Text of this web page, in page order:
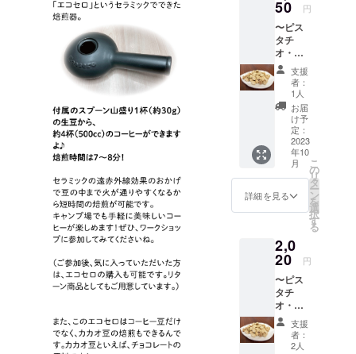
1ヶ月ほ
ど（ご
購入後
はなる
べく早
めにお
飲みい
ただき
ますよ
うおす
すめし
ます。
＜受取
期限：
2023年
12月22
日(金)＞
認くだ
さい。
※実際に
お届け
するリ
ターン
とパッ
ケージ
等のデ
ザイン
が異な
る場合
があり
ますの
で、あ
らかじ
めご了
さいま
せ。 ※
賞味期
限（豆
の状
態）：
焙煎日
から未
開封で
お届け
するリ
ターン
とパッ
ケージ
等のデ
ザイン
が異な
る場合
があり
ますの
で、あ
らかじ
めご了
承くだ
さいま
せ。 ※
限（豆
の状
態）：
焙煎日
から未
開封で
3ヶ月、
開封後
1ヶ月ほ
ださい
ませ。
※原材料
等の食
品表示
はお届
け商品
のラベ
ルに表
記され
ます。
商品開
封前に
は必ず
ンに貼
付され
ルや注
意書き
をご確
認くだ
さい。
※実際に
お届け
するリ
ターン
ます。
（レ
ター
パック
ライト
で送付
予定）
※返品は
できま
せん。
※生豆の
200gに
なりま
す。焙
豆の水
分等が
り
15％〜
20％減
りま
す。ご
了承く
ださい
ませ。
※原材料
※10月中
のお日
にちを
ご指定
くださ
い。＜
発送期
限：
2023年
12月22
日(金)ま
で＞ ※
発送日
しま
す。 ※
達され
ます。
（レ
ター
パック
ライト
で送付
予定）
※返品は
ピッタ
リで
す。 煎
りたて
をお渡
しする
ので新
鮮で
す。 シ
ングル
オリジ
ン（単
一産
地）：
カリ
フォル
キャン
ポス農
受取希
望日・
時間帯
はメー
ルにて
確認さ
果もあ
り人気
の
「アー
モン
ド」♪
おつま
みはも
ちろ
ん、料
理のア
クセン
トや、
ちょっ
と小腹
が空い
ピッタ
リで
す。 煎
りたて
をお渡
しする
ので新
鮮で
す。 シ
50 円
〜ピス
タチ
オ・店
頭受
取〜
【ピス
タチオ
素焼き
200g】
◇
健康や
美容に
嬉しい
効果の
ある
ナッツ
人気の
「ピス
タチ
オ」♪
おつま
みはも
ちろ
ん、サ
ラダに
支援
者：
1人
お届
け予
定：
2023
年10
月
詳細を見る
こ
の
リ
タ
ー
ン
を
選
択
す
る
2,0
20 円
〜ピス
タチ
オ・発
送〜
【ピス
タチオ
支援
者：
2人